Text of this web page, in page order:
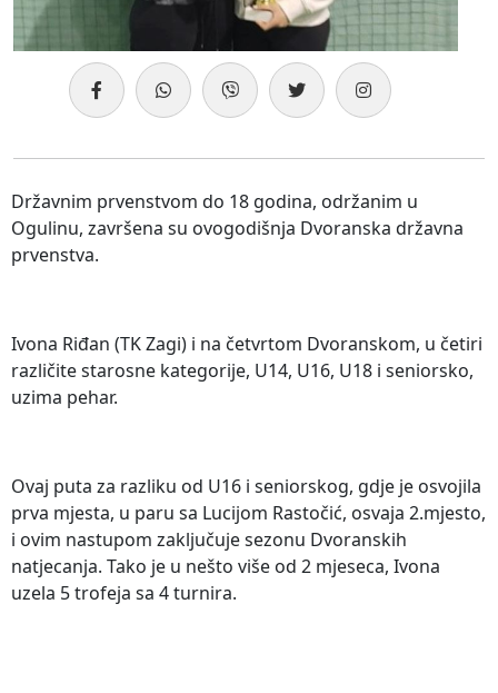
Državnim prvenstvom do 18 godina, održanim u
Ogulinu, završena su ovogodišnja Dvoranska državna
prvenstva.
Ivona Riđan (TK Zagi) i na četvrtom Dvoranskom, u četiri
različite starosne kategorije, U14, U16, U18 i seniorsko,
uzima pehar.
Ovaj puta za razliku od U16 i seniorskog, gdje je osvojila
prva mjesta, u paru sa Lucijom Rastočić, osvaja 2.mjesto,
i ovim nastupom zaključuje sezonu Dvoranskih
natjecanja. Tako je u nešto više od 2 mjeseca, Ivona
uzela 5 trofeja sa 4 turnira.